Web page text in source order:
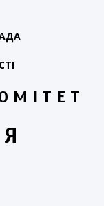
М І Т Е Т